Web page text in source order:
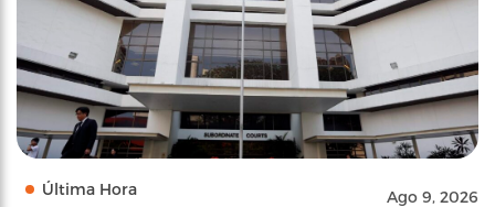
Última Hora Ago 9, 2026